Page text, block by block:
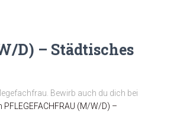
D) – Städtisches
Bewirb auch du dich bei
PFLEGEFACHFRAU (M/W/D) –